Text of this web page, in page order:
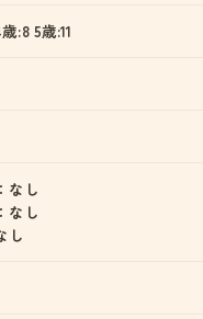
:8 5歳:11
なし
なし
し